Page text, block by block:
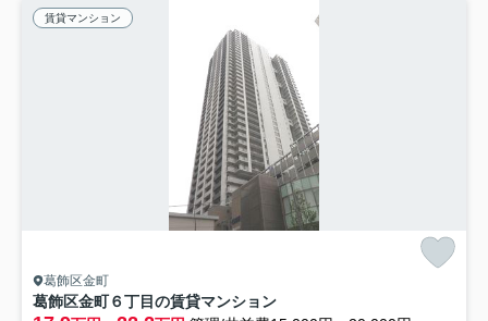
賃貸マンション
葛飾区金町
葛飾区金町６丁目の賃貸マンション